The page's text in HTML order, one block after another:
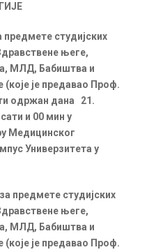
предмете студијских
његе,
МЛД, Бабиштва и
је предавао Проф.
одржан дана 21.
и 00 мин у
Медицинског
Универзитета у
предмете студијских
његе,
МЛД, Бабиштва и
је предавао Проф.